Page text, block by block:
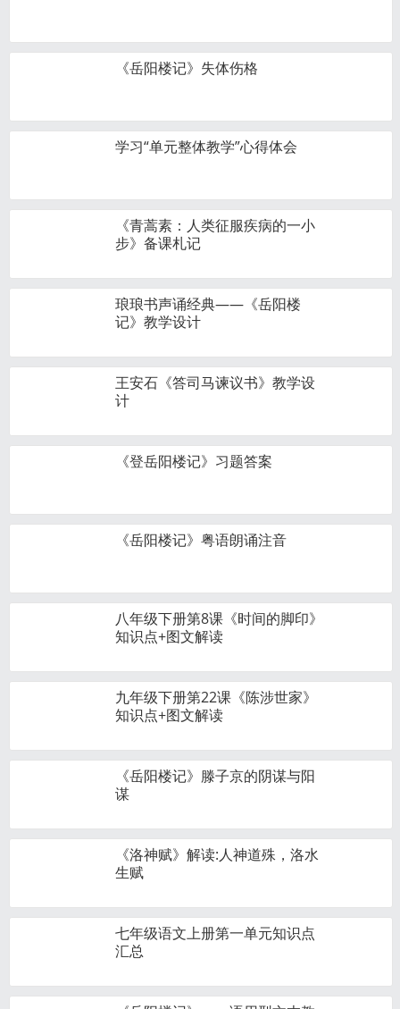
《岳阳楼记》失体伤格
学习“单元整体教学”心得体会
《青蒿素：人类征服疾病的一小
步》备课札记
琅琅书声诵经典——《岳阳楼
记》教学设计
王安石《答司马谏议书》教学设
计
《登岳阳楼记》习题答案
《岳阳楼记》粤语朗诵注音
八年级下册第8课《时间的脚印》
知识点+图文解读
九年级下册第22课《陈涉世家》
知识点+图文解读
《岳阳楼记》滕子京的阴谋与阳
谋
《洛神赋》解读:人神道殊，洛水
生赋
七年级语文上册第一单元知识点
汇总